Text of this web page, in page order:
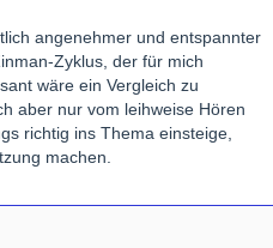
angenehmer und entspannter
Zyklus, der für mich
wäre ein Vergleich zu
aber nur vom leihweise Hören
richtig ins Thema einsteige,
machen.